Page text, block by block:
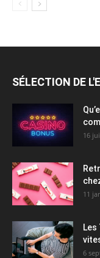
SÉLECTION DE
16
11
6